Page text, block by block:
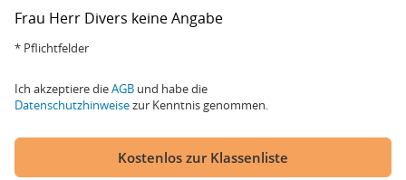
Frau Herr Divers keine Angabe
* Pflichtfelder
Ich akzeptiere dieAGB und habe die
Datenschutzhinweisezur Kenntnis genommen.
Kostenlos zur Klassenliste